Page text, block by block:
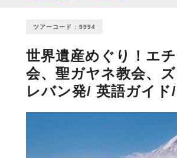
ツアーコード : 9994
世界遺産めぐり！エ
会、聖ガヤネ教会、
レバン発/ 英語ガイ